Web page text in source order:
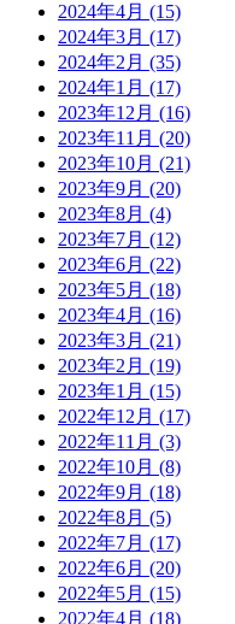
2024年4月 (15)
2024年3月 (17)
2024年2月 (35)
2024年1月 (17)
2023年12月 (16)
2023年11月 (20)
2023年10月 (21)
2023年9月 (20)
2023年8月 (4)
2023年7月 (12)
2023年6月 (22)
2023年5月 (18)
2023年4月 (16)
2023年3月 (21)
2023年2月 (19)
2023年1月 (15)
2022年12月 (17)
2022年11月 (3)
2022年10月 (8)
2022年9月 (18)
2022年8月 (5)
2022年7月 (17)
2022年6月 (20)
2022年5月 (15)
2022年4月 (18)